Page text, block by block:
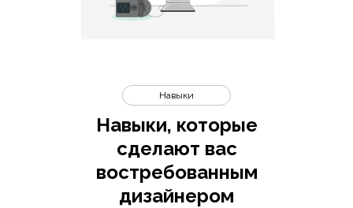
Навыки, которые
сделают вас
востребованным
дизайнером
Навыки